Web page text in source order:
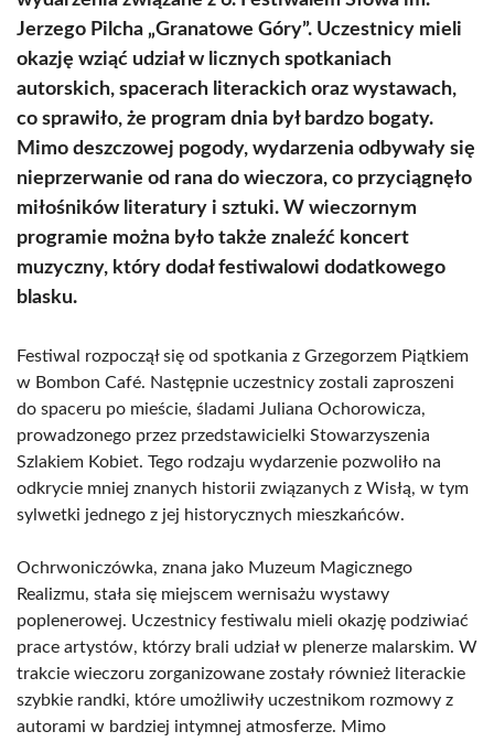
Jerzego Pilcha „Granatowe Góry”. Uczestnicy mieli
okazję wziąć udział w licznych spotkaniach
autorskich, spacerach literackich oraz wystawach,
co sprawiło, że program dnia był bardzo bogaty.
Mimo deszczowej pogody, wydarzenia odbywały się
nieprzerwanie od rana do wieczora, co przyciągnęło
miłośników literatury i sztuki. W wieczornym
programie można było także znaleźć koncert
muzyczny, który dodał festiwalowi dodatkowego
blasku.
Festiwal rozpoczął się od spotkania z Grzegorzem Piątkiem
w Bombon Café. Następnie uczestnicy zostali zaproszeni
do spaceru po mieście, śladami Juliana Ochorowicza,
prowadzonego przez przedstawicielki Stowarzyszenia
Szlakiem Kobiet. Tego rodzaju wydarzenie pozwoliło na
odkrycie mniej znanych historii związanych z Wisłą, w tym
sylwetki jednego z jej historycznych mieszkańców.
Ochrwoniczówka, znana jako Muzeum Magicznego
Realizmu, stała się miejscem wernisażu wystawy
poplenerowej. Uczestnicy festiwalu mieli okazję podziwiać
prace artystów, którzy brali udział w plenerze malarskim. W
trakcie wieczoru zorganizowane zostały również literackie
szybkie randki, które umożliwiły uczestnikom rozmowy z
autorami w bardziej intymnej atmosferze. Mimo